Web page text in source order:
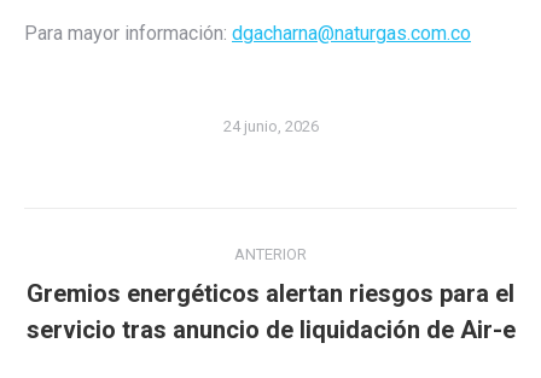
Para mayor información: dgacharna@naturgas.com.co
24 junio, 2026
entre
publicaciones
ANTERIOR
Publicación
anterior:
Gremios energéticos alertan riesgos para el
servicio tras anuncio de liquidación de Air-e